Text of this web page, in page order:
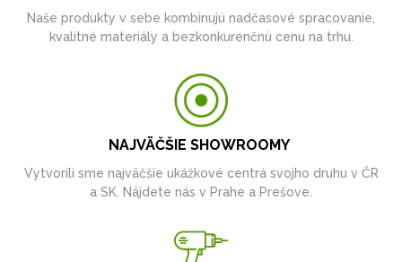
Naše produkty v sebe kombinujú nadčasové spracovanie,
kvalitné materiály a bezkonkurenčnú cenu na trhu.
NAJVÄČŠIE SHOWROOMY
Vytvorili sme najväčšie ukážkové centrá svojho druhu v ČR
a SK. Nájdete nás v Prahe a Prešove.